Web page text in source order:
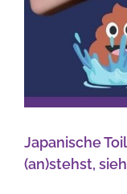
Japanische
(an)stehst,